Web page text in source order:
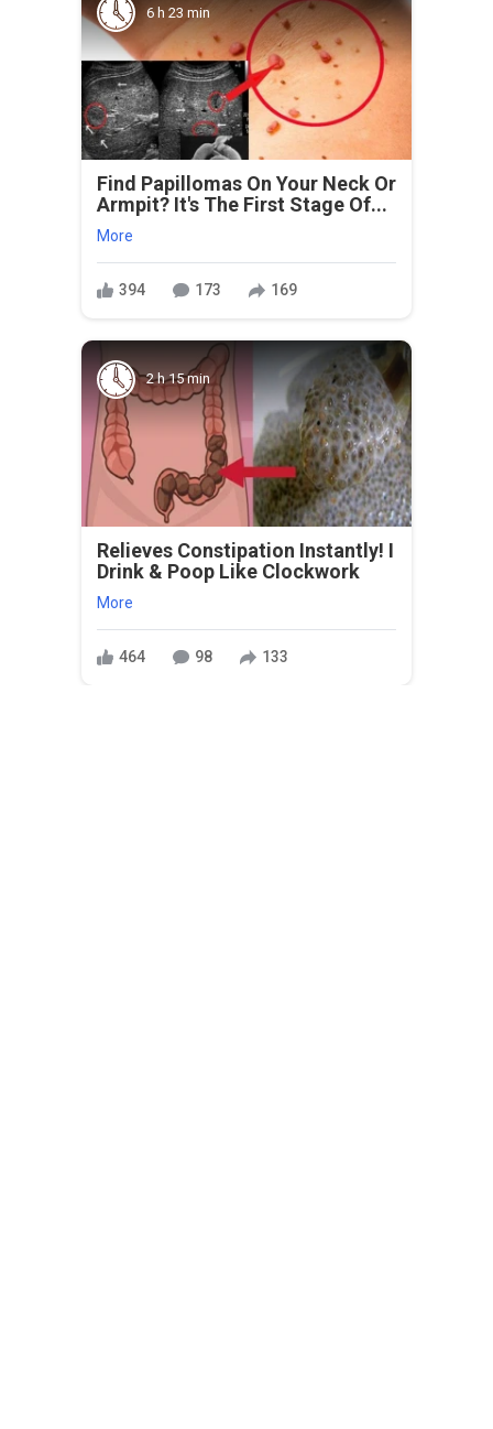
6 h 23 min
Find Papillomas On Your Neck Or
Armpit? It's The First Stage Of...
More
394 173 169
2 h 15 min
Relieves Constipation Instantly! I
Drink & Poop Like Clockwork
More
464 98 133